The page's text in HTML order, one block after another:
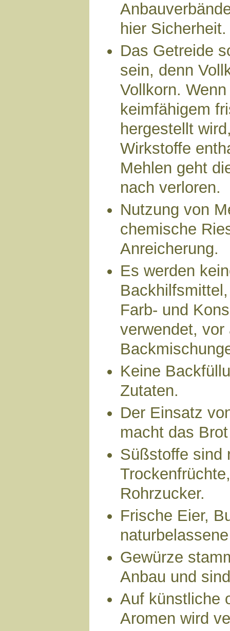
hier Sicherheit.
Das Getreide
sein, denn
Vollkorn.
keimfähigem
hergestellt
Wirkstoffe
Mehlen geht
nach verloren.
Nutzung von
chemische
Anreicherung.
Es werden
Farb- und
verwendet,
Keine
Zutaten.
Der Einsatz
macht das
Süßstoffe sind
Rohrzucker.
Frische Eier,
Gewürze
Anbau und
Auf künstliche
Aromen wird